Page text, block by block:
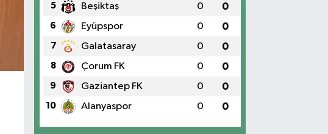
5 Beşiktaş 0 0
6 Eyüpspor 0 0
7 Galatasaray 0 0
8 Çorum FK 0 0
9 Gaziantep FK 0 0
10 Alanyaspor 0 0